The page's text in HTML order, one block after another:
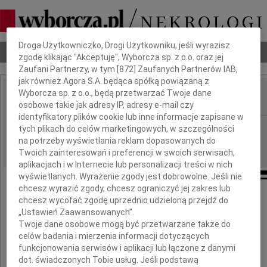
Nekrologi Odeszli Poradnik pogrzebowy
IMIĘ I NAZWISKO:
REGION: Płock
DATA EMISJI: 25.02.2012
Z głębokim żalem i smutkiem przyjęliśmy
Syna
Dbamy o Twoją prywatność
Droga Użytkowniczko, Drogi Użytkowniku, jeśli wyrazisz
zgodę klikając "Akceptuję", Wyborcza sp. z o.o. oraz jej
Zaufani Partnerzy, w tym [872 ] Zaufanych Partnerów IAB,
jak również Agora S.A. będąca spółką powiązaną z
Wyborcza sp. z o.o., będą przetwarzać Twoje dane
osobowe takie jak adresy IP, adresy e-mail czy
identyfikatory plików cookie lub inne informacje zapisane w
tych plikach do celów marketingowych, w szczególności
na potrzeby wyświetlania reklam dopasowanych do
Twoich zainteresowań i preferencji w swoich serwisach,
aplikacjach i w Internecie lub personalizacji treści w nich
wyświetlanych. Wyrażenie zgody jest dobrowolne. Jeśli nie
chcesz wyrazić zgody, chcesz ograniczyć jej zakres lub
chcesz wycofać zgodę uprzednio udzieloną przejdź do
„Ustawień Zaawansowanych”.
Twoje dane osobowe mogą być przetwarzane także do
celów badania i mierzenia informacji dotyczących
funkcjonowania serwisów i aplikacji lub łączone z danymi
dot. świadczonych Tobie usług. Jeśli podstawą